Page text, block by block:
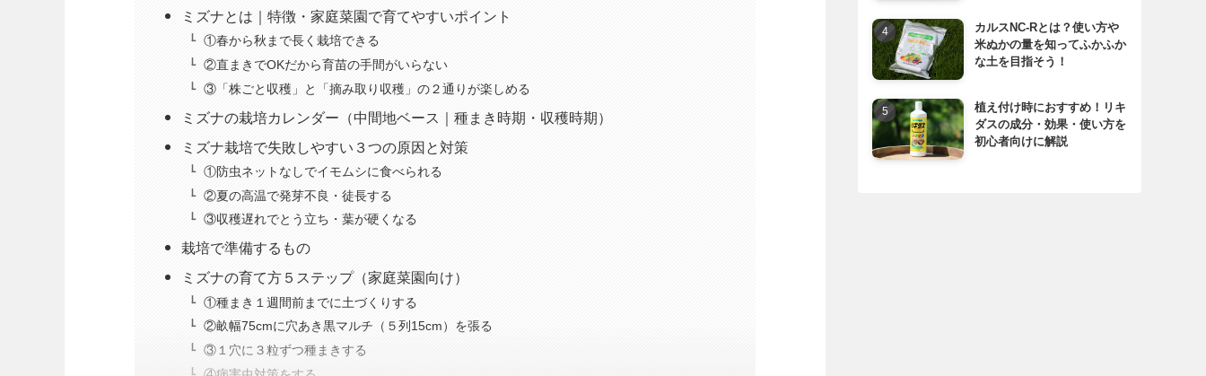
ミズナとは｜特徴・家庭菜園で育てやすいポイント
①春から秋まで長く栽培できる
②直まきでOKだから育苗の手間がいらない
③「株ごと収穫」と「摘み取り収穫」の２通りが楽しめる
ミズナの栽培カレンダー（中間地ベース｜種まき時期・収穫時期）
ミズナ栽培で失敗しやすい３つの原因と対策
①防虫ネットなしでイモムシに食べられる
②夏の高温で発芽不良・徒長する
③収穫遅れでとう立ち・葉が硬くなる
栽培で準備するもの
ミズナの育て方５ステップ（家庭菜園向け）
①種まき１週間前までに土づくりする
②畝幅75cmに穴あき黒マルチ（５列15cm）を張る
③１穴に３粒ずつ種まきする
カルスNC-Rとは？使い方や
米ぬかの量を知ってふかふか
な土を目指そう！
植え付け時におすすめ！リキ
ダスの成分・効果・使い方を
初心者向けに解説